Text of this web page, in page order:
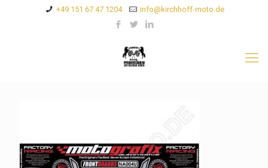
+49 151 67 47 1204 info@kirchhoff-moto.de